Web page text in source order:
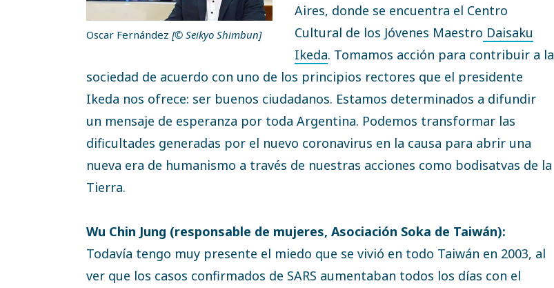
Oscar Fernández [© Seikyo Shimbun]
Aires, donde se encuentra el Centro
Cultural de los Jóvenes Maestro Daisaku
Ikeda. Tomamos acción para contribuir a la
sociedad de acuerdo con uno de los principios rectores que el presidente
Ikeda nos ofrece: ser buenos ciudadanos. Estamos determinados a difundir
un mensaje de esperanza por toda Argentina. Podemos transformar las
dificultades generadas por el nuevo coronavirus en la causa para abrir una
nueva era de humanismo a través de nuestras acciones como bodisatvas de la
Tierra.
Wu Chin Jung (responsable de mujeres, Asociación Soka de Taiwán):
Todavía tengo muy presente el miedo que se vivió en todo Taiwán en 2003, al
ver que los casos confirmados de SARS aumentaban todos los días con el